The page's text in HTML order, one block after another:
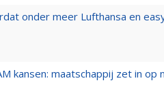
onder meer Lufthansa en
kansen: maatschappij zet in op